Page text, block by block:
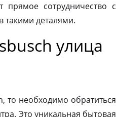
прямое сотрудничество с
такими деталями.
улица
то необходимо обратиться
Это уникальная бытовая